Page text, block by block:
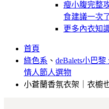
瘦小腹完整
食建議一次
更多內衣知
首頁
綠色系 、 deBalets小巴黎
情人節人選物
小蒼蘭香氛衣架｜衣櫥